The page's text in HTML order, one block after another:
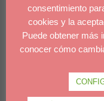
consentimiento
cookies y la
Puede obtener más
conocer cómo